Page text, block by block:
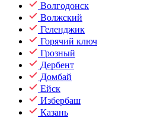
Волгодонск
Волжский
Геленджик
Горячий ключ
Грозный
Дербент
Домбай
Ейск
Избербаш
Казань